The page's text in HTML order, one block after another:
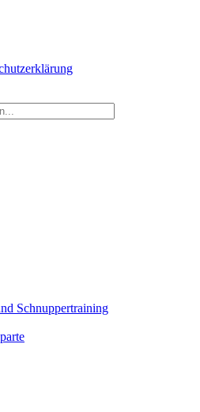
Schnuppertraining